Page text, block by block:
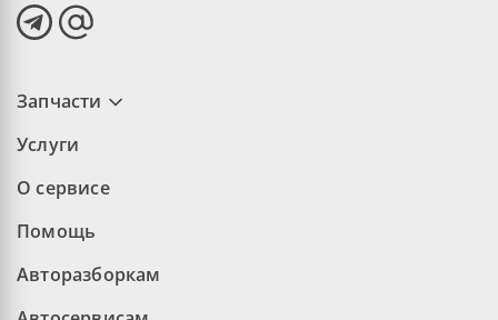
Запчасти
Услуги
О сервисе
Помощь
Авторазборкам